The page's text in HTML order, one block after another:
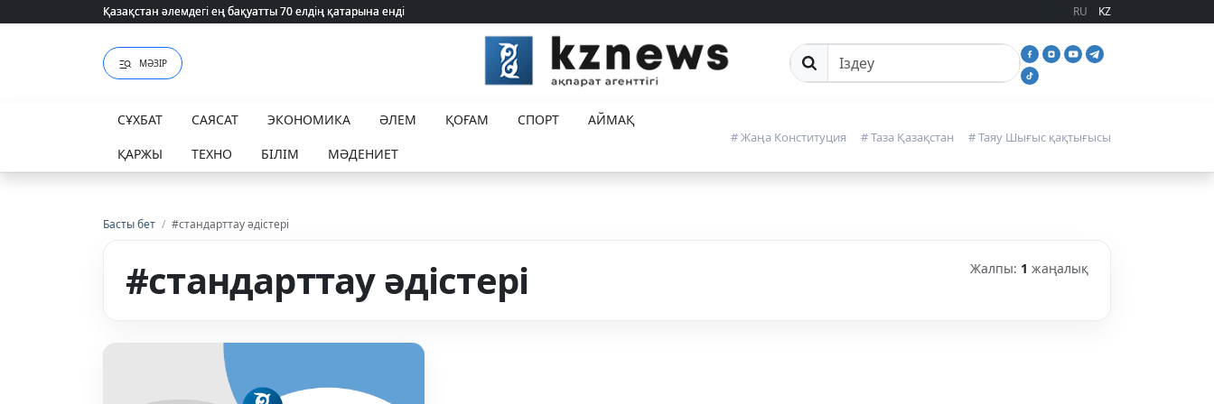
Қазақстан әлемдегі ең бақуатты 70 елдің қатарына енді
Қазақстан әлемдегі ең бақуатты 70 елдің қатарына енді RU KZ
МӘЗІР Сайттан іздеу
СҰХБАТ САЯСАТ ЭКОНОМИКА ӘЛЕМ ҚОҒАМ СПОРТ
АЙМАҚ
ҚАРЖЫ
ТЕХНО БІЛІМ МӘДЕНИЕТ
# Жаңа Конституция # Таза Қазақстан # Таяу Шығыс қақтығысы
Басты бет / #стандарттау әдістері
#стандарттау әдістері Жалпы: 1 жаңалық